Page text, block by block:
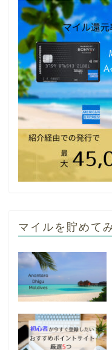
マイルを貯めて